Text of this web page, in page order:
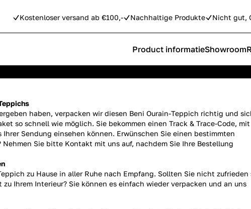
Kostenloser versand ab €100,- Nachhaltige Produkte Nicht gut,
Product informatieShowroom
haben, verpacken wir diesen Beni Ourain-Teppich richtig und
so schnell wie möglich. Sie bekommen einen Track & Trace-Code, mit
Sendung einsehen können. Erwünschen Sie einen bestimmten
Nehmen Sie bitte Kontakt mit uns auf, nachdem Sie Ihre Bestellung
zu Hause in aller Ruhe nach Empfang. Sollten Sie nicht zufrieden
Ihrem Interieur? Sie können es einfach wieder verpacken und an uns